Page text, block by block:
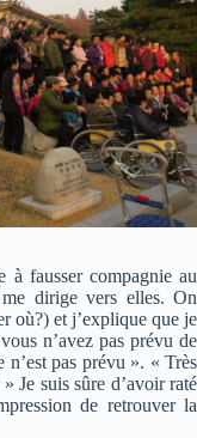
à fausser compagnie au
dirige vers elles. On
où?) et j’explique que je
n’avez pas prévu de
pas prévu ». « Très
Je suis sûre d’avoir raté
de retrouver la